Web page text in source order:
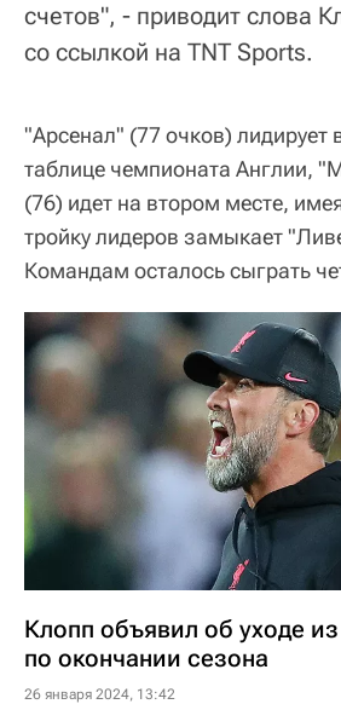
счетов", - приводит слова
со ссылкой на TNT Sports.
"Арсенал" (77 очков) лидирует
таблице чемпионата Англии,
(76) идет на втором месте,
тройку лидеров замыкает
Командам осталось сыграть
Клопп объявил об уходе
по окончании сезона
26 января 2024, 13:42